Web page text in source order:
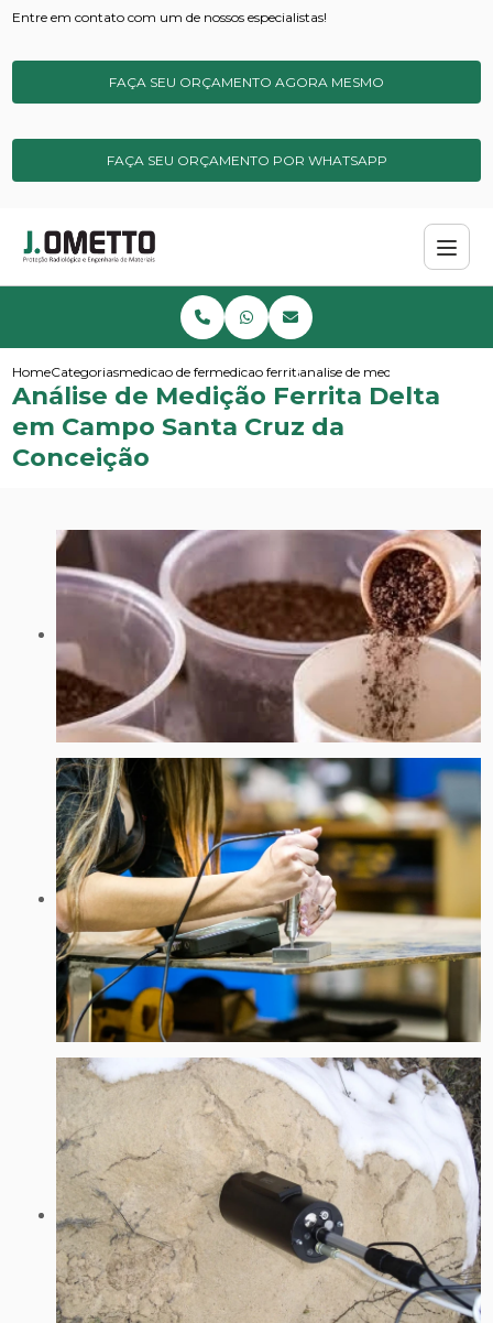
Entre em contato com um de nossos especialistas!
FAÇA SEU ORÇAMENTO AGORA MESMO
FAÇA SEU ORÇAMENTO POR WHATSAPP
HomeCategoriasmedicao de ferritamedicao ferrita de campoanalise de medicao ferrita
Análise de Medição Ferrita Delta
em Campo Santa Cruz da
Conceição